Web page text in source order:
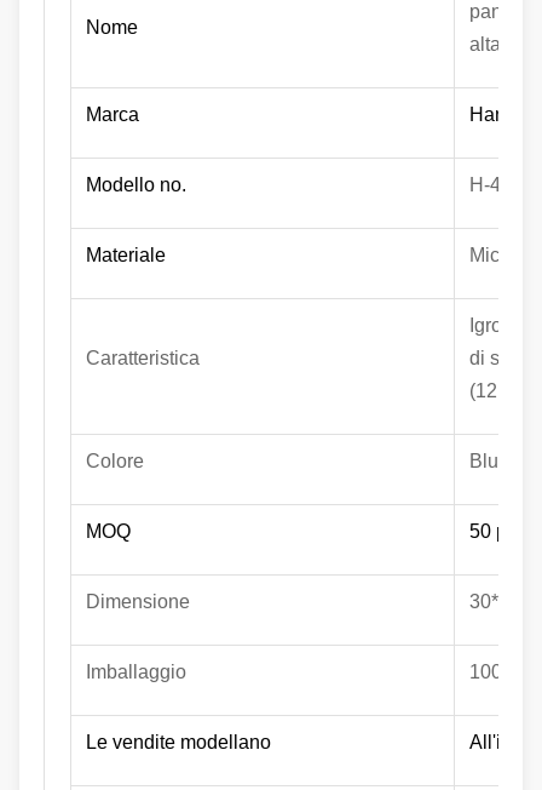
Nome
panno
alta
Marca
Modello no. H-4009
Materiale
Caratteristica
di
(121℃)
Colore Blu,
MOQ 50 pc
Dimensione
Imballaggio 100 pc/
Le vendite modellano